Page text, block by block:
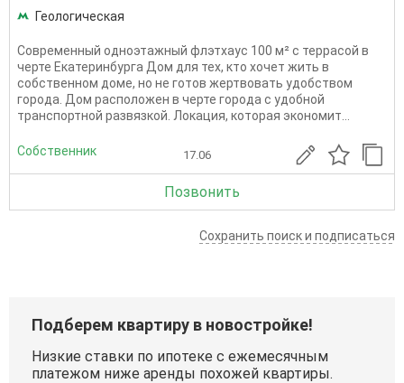
Геологическая
Современный одноэтажный флэтхаус 100 м² с террасой в
черте Екатеринбурга Дом для тех, кто хочет жить в
собственном доме, но не готов жертвовать удобством
города. Дом расположен в черте города с удобной
транспортной развязкой. Локация, которая экономит...
Собственник 17.06
Позвонить
Сохранить поиск и подписаться
Подберем квартиру в новостройке!
Низкие ставки по ипотеке с ежемесячным
платежом ниже аренды похожей квартиры.